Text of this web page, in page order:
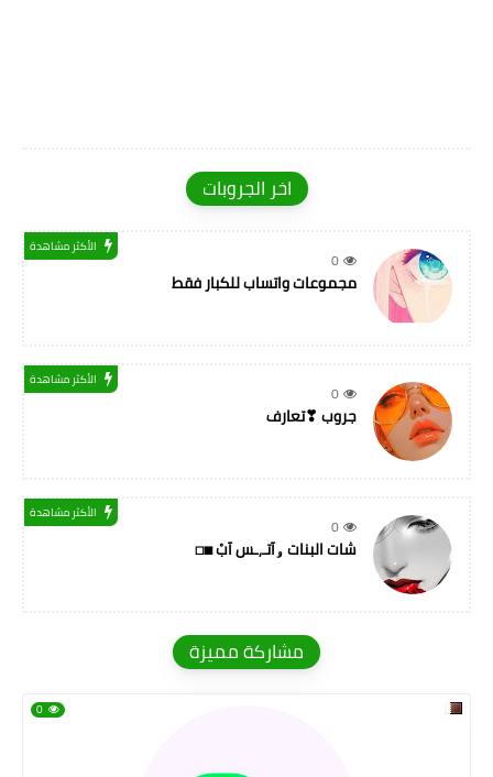
اخر الجروبات
0
الأكثر مشاهدة
مجموعات واتساب للكبار فقط
0
الأكثر مشاهدة
جروب ❣تعارف
0
الأكثر مشاهدة
شات البنات ۅآتـ,ـس آبْ ◼◻
مشاركة مميزة
0